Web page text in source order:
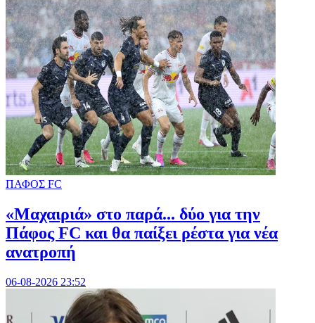
ΠΑΦΟΣ FC
«Μαχαιριά» στο παρά... δύο για την
Πάφος FC και θα παίξει ρέστα για νέα
ανατροπή
06-08-2026 23:52